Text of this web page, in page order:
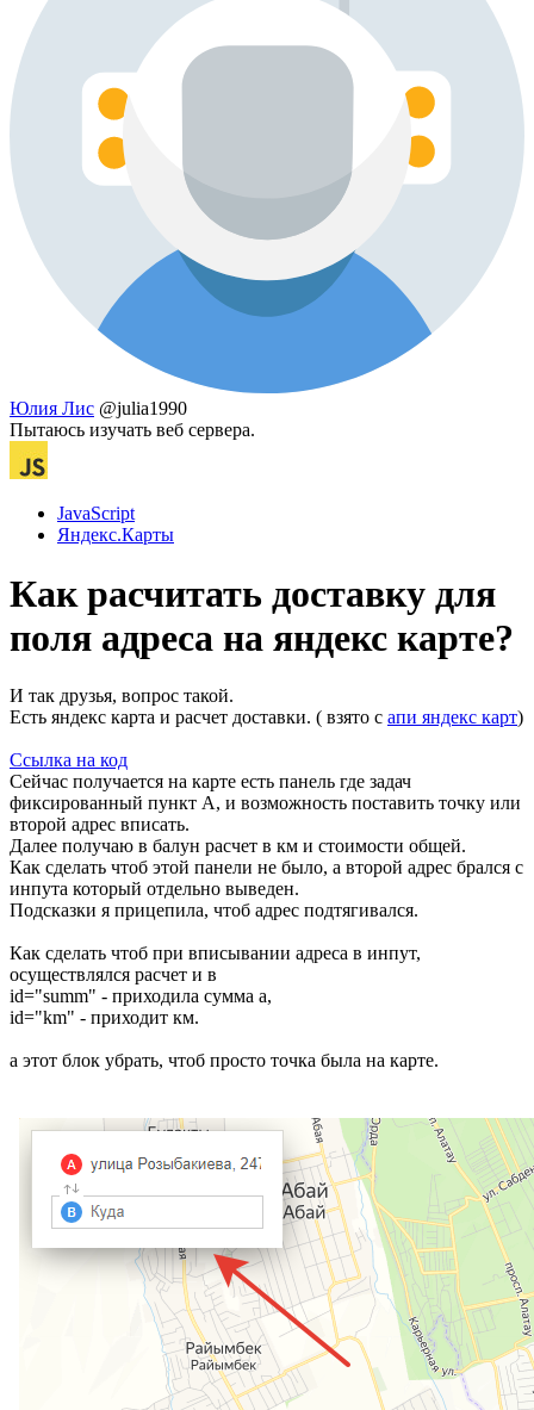
Юлия Лис @julia1990
Пытаюсь изучать веб сервера.
JavaScript
Яндекс.Карты
Как расчитать доставку для
поля адреса на яндекс карте?
И так друзья, вопрос такой.
Есть яндекс карта и расчет доставки. ( взято с апи яндекс карт)
Ссылка на код
Сейчас получается на карте есть панель где задач
фиксированный пункт А, и возможность поставить точку или
второй адрес вписать.
Далее получаю в балун расчет в км и стоимости общей.
Как сделать чтоб этой панели не было, а второй адрес брался с
инпута который отдельно выведен.
Подсказки я прицепила, чтоб адрес подтягивался.
Как сделать чтоб при вписывании адреса в инпут,
осуществлялся расчет и в
id="summ" - приходила сумма а,
id="km" - приходит км.
а этот блок убрать, чтоб просто точка была на карте.